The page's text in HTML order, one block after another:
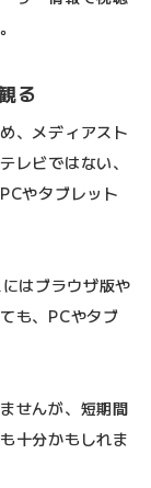
る
、メディアスト
レビではない、
やタブレット
はブラウザ版や
も、PCやタブ
せんが、短期間
十分かもしれま